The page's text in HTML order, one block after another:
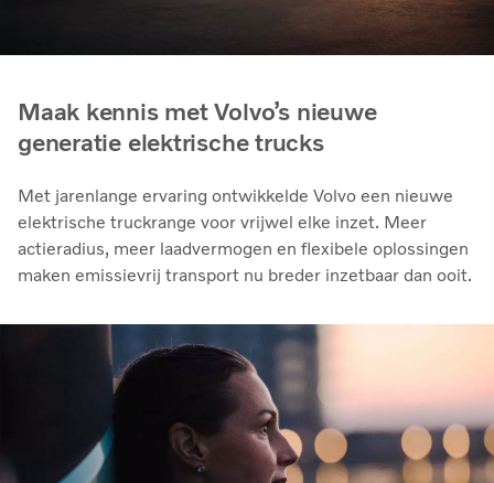
Maak kennis met Volvo’s nieuwe
generatie elektrische trucks
Met jarenlange ervaring ontwikkelde Volvo een nieuwe
elektrische truckrange voor vrijwel elke inzet. Meer
actieradius, meer laadvermogen en flexibele oplossingen
maken emissievrij transport nu breder inzetbaar dan ooit.